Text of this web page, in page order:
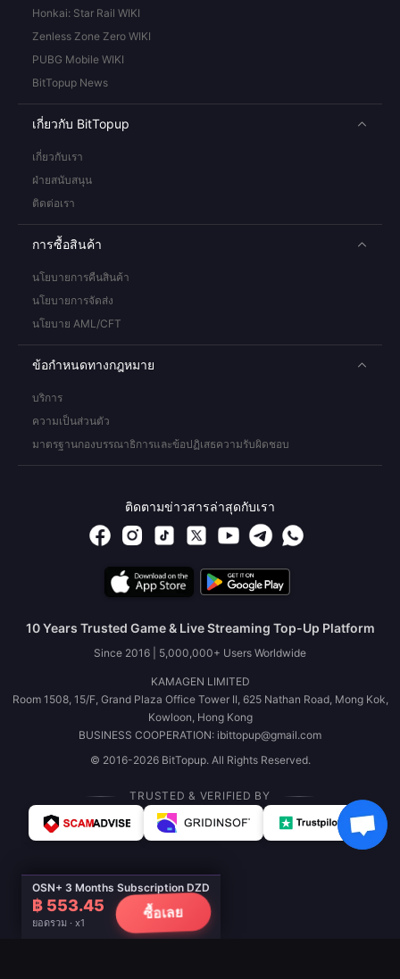
OSN+ 3 Months Subscription DZD
฿ 553.45
ยอดรวม · x1
ซื้อเลย
Honkai: Star Rail WIKI
Zenless Zone Zero WIKI
PUBG Mobile WIKI
BitTopup News
เกี่ยวกับ BitTopup
เกี่ยวกับเรา
ฝ่ายสนับสนุน
ติดต่อเรา
การซื้อสินค้า
นโยบายการคืนสินค้า
นโยบายการจัดส่ง
นโยบาย AML/CFT
ข้อกำหนดทางกฎหมาย
บริการ
ความเป็นส่วนตัว
มาตรฐานกองบรรณาธิการและข้อปฏิเสธความรับผิดชอบ
ติดตามข่าวสารล่าสุดกับเรา
10 Years Trusted Game & Live Streaming Top-Up Platform
Since 2016 | 5,000,000+ Users Worldwide
KAMAGEN LIMITED
Room 1508, 15/F, Grand Plaza Office Tower II, 625 Nathan Road, Mong Kok,
Kowloon, Hong Kong
BUSINESS COOPERATION: ibittopup@gmail.com
© 2016-2026 BitTopup. All Rights Reserved.
TRUSTED & VERIFIED BY